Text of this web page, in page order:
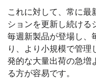
これに対して、常に最
ションを更新し続ける
毎週新製品が登場し、
り、より小規模で管
発的な大量出荷の急増
る方が容易です。